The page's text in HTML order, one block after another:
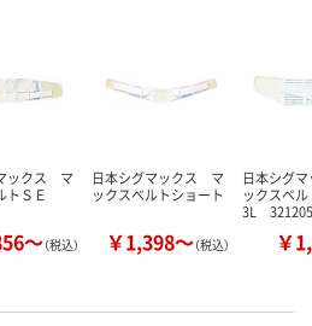
ックス マ
トＳＥ
～（税込）
日本シグマックス マ
ックスベルトショート
￥1,398～（税込）
日本シグ
ックスベ
3L
￥